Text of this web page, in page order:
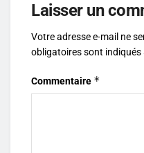
Laisser un
Votre adresse e-mail ne
obligatoires sont indiqués
Commentaire *